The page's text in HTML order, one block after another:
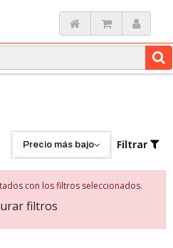
Filtrar
Precio más bajo
con los filtros seleccionados.
filtros